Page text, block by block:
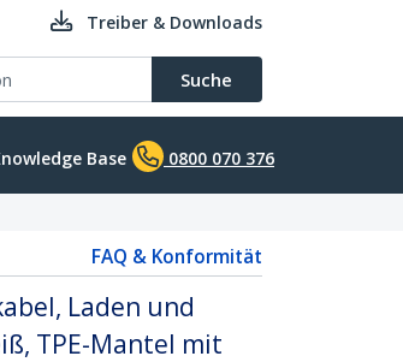
Treiber & Downloads
Suche
Base 0800 070 376
FAQ & Konformität
Laden und
TPE-Mantel mit